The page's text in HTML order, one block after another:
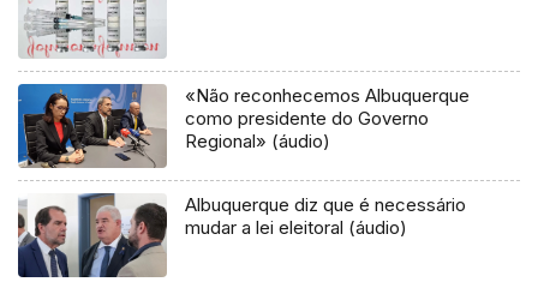
«Não reconhecemos Albuquerque
como presidente do Governo
Regional» (áudio)
Albuquerque diz que é necessário
mudar a lei eleitoral (áudio)